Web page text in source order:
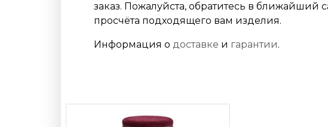
заказ. Пожалуйста, обратитесь в ближайший
просчёта подходящего вам изделия.
Информация о доставке и гарантии.